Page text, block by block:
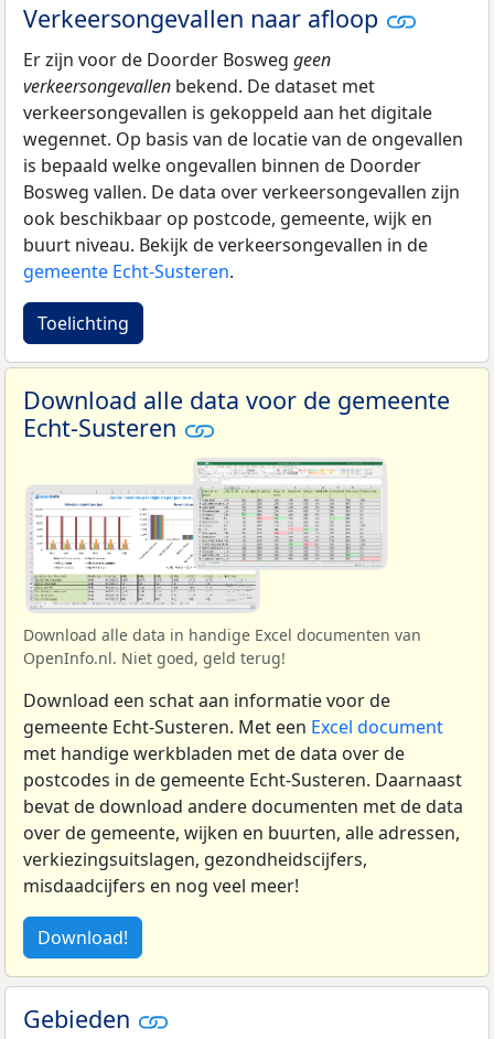
Verkeersongevallen naar afloop
Er zijn voor de Doorder Bosweg geen
verkeersongevallen bekend. De dataset met
verkeersongevallen is gekoppeld aan het digitale
wegennet. Op basis van de locatie van de ongevallen
is bepaald welke ongevallen binnen de Doorder
Bosweg vallen. De data over verkeersongevallen zijn
ook beschikbaar op postcode, gemeente, wijk en
buurt niveau. Bekijk de verkeersongevallen in de
gemeente Echt-Susteren.
Toelichting
Download alle data voor de gemeente
Echt-Susteren
Download alle data in handige Excel documenten van
OpenInfo.nl. Niet goed, geld terug!
Download een schat aan informatie voor de
gemeente Echt-Susteren. Met een Excel document
met handige werkbladen met de data over de
postcodes in de gemeente Echt-Susteren. Daarnaast
bevat de download andere documenten met de data
over de gemeente, wijken en buurten, alle adressen,
verkiezingsuitslagen, gezondheidscijfers,
misdaadcijfers en nog veel meer!
Download!
Gebieden